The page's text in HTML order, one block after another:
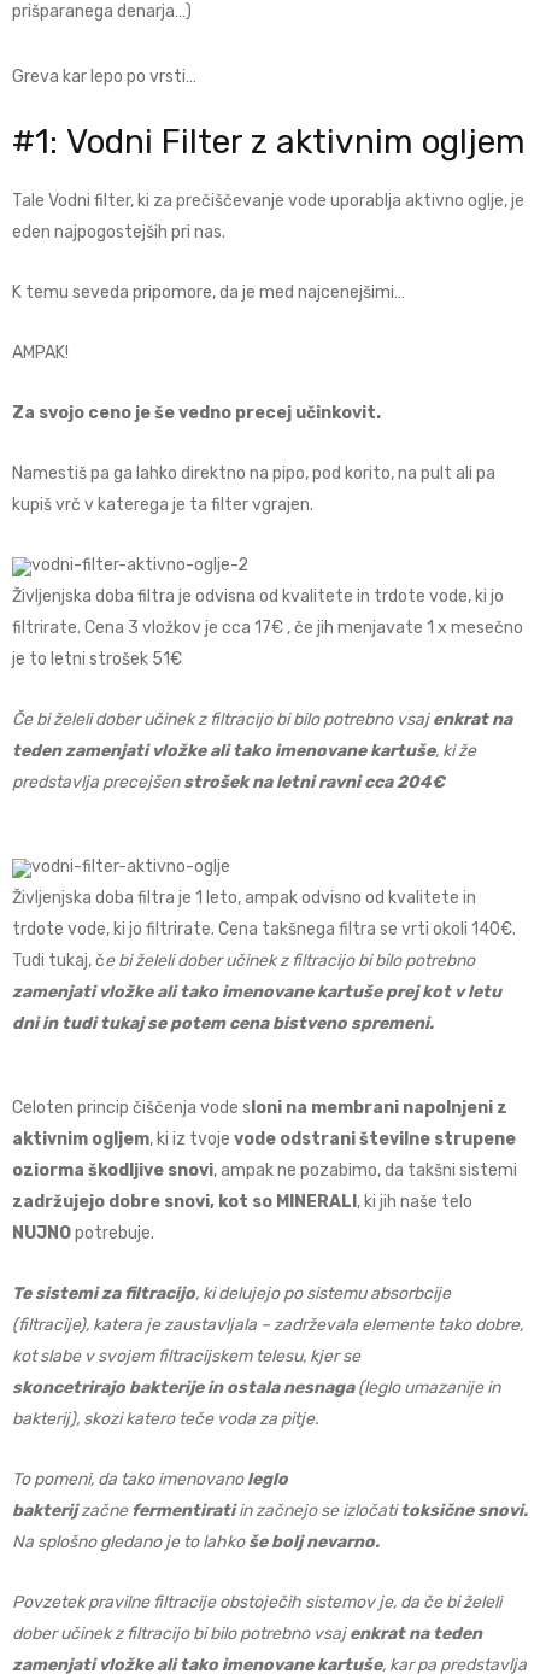
prišparanega denarja…)
Greva kar lepo po vrsti…
#1: Vodni Filter z aktivnim ogljem
Tale Vodni filter, ki za prečiščevanje vode uporablja aktivno oglje, je
eden najpogostejših pri nas.
K temu seveda pripomore, da je med najcenejšimi…
AMPAK!
Za svojo ceno je še vedno precej učinkovit.
Namestiš pa ga lahko direktno na pipo, pod korito, na pult ali pa
kupiš vrč v katerega je ta filter vgrajen.
Življenjska doba filtra je odvisna od kvalitete in trdote vode, ki jo
filtrirate. Cena 3 vložkov je cca 17€ , če jih menjavate 1 x mesečno
je to letni strošek 51€
Če bi želeli dober učinek z filtracijo bi bilo potrebno vsajenkrat na
teden zamenjati vložke ali tako imenovane kartuše, ki že
predstavlja precejšenstrošek na letni ravni cca 204€
Življenjska doba filtra je 1 leto, ampak odvisno od kvalitete in
trdote vode, ki jo filtrirate. Cena takšnega filtra se vrti okoli 140€.
Tudi tukaj, če bi želeli dober učinek z filtracijo bi bilo potrebno
zamenjati vložke ali tako imenovane kartuše prej kot v letu
dni in tudi tukaj se potem cena bistveno spremeni.
Celoten princip čiščenja vode s loni na membrani napolnjeni z
aktivnim ogljem, ki iz tvoje vode odstrani številne strupene
oziorma škodljive snovi, ampak ne pozabimo, da takšni sistemi
zadržujejo dobre snovi, kot so MINERALI , ki jih naše telo
NUJNOpotrebuje.
Te sistemi za filtracijo, ki delujejo po sistemu absorbcije
(filtracije), katera je zaustavljala – zadrževala elemente tako dobre,
kot slabe v svojem filtracijskem telesu, kjer se
skoncetrirajo bakterije in ostala nesnaga(leglo umazanije in
bakterij), skozi katero teče voda za pitje.
To pomeni, da tako imenovanoleglo
bakterijzačnefermentiratiin začnejo se izločatitoksične snovi.
Na splošno gledano je to lahkoše bolj nevarno.
Povzetek pravilne filtracije obstoječih sistemov je, da če bi želeli
dober učinek z filtracijo bi bilo potrebno vsajenkrat na teden
zamenjati vložke ali tako imenovane kartuše, kar pa predstavlja